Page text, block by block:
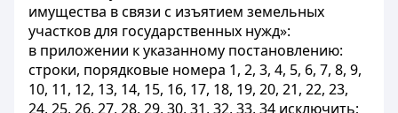
имущества в связи с изъятием земельных
участков для государственных нужд»:
в приложении к указанному постановлению:
строки, порядковые номера 1, 2, 3, 4, 5, 6, 7, 8, 9,
10, 11, 12, 13, 14, 15, 16, 17, 18, 19, 20, 21, 22, 23,
24, 25, 26, 27, 28, 29, 30, 31, 32, 33, 34 исключить;